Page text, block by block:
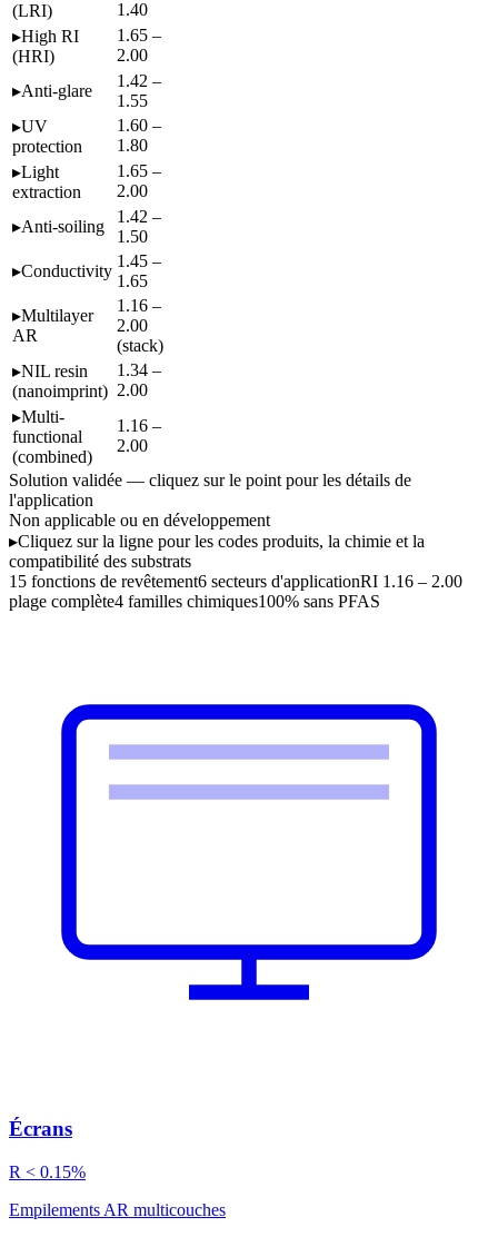
(LRI)
1.40
▸High RI
(HRI)
1.65 –
2.00
▸Anti-glare
1.42 –
1.55
▸UV
protection
1.60 –
1.80
▸Light
extraction
1.65 –
2.00
▸Anti-soiling
1.42 –
1.50
▸Conductivity
1.45 –
1.65
▸Multilayer
AR
1.16 –
2.00
(stack)
▸NIL resin
(nanoimprint)
1.34 –
2.00
▸Multi-
functional
(combined)
1.16 –
2.00
Solution validée — cliquez sur le point pour les détails de
l'application
Non applicable ou en développement
▸Cliquez sur la ligne pour les codes produits, la chimie et la
compatibilité des substrats
15 fonctions de revêtement6 secteurs d'applicationRI 1.16 – 2.00
plage complète4 familles chimiques100% sans PFAS
Écrans
R < 0.15%
Empilements AR multicouches